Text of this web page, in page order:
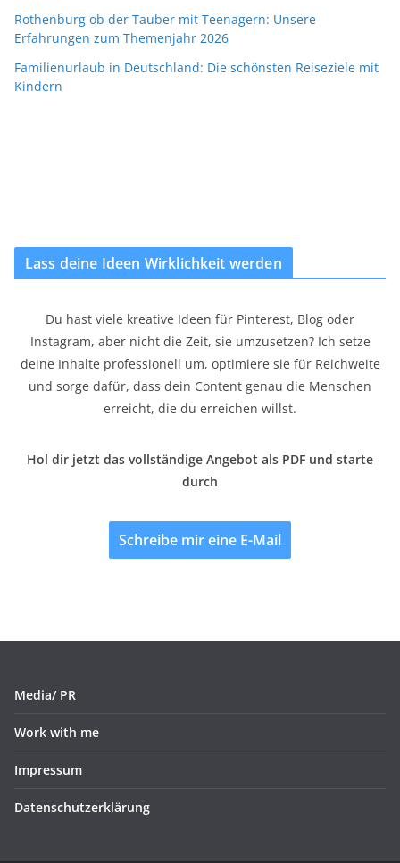
Rothenburg ob der Tauber mit Teenagern: Unsere
Erfahrungen zum Themenjahr 2026
Familienurlaub in Deutschland: Die schönsten Reiseziele mit
Kindern
Lass deine Ideen Wirklichkeit werden
Du hast viele kreative Ideen für Pinterest, Blog oder
Instagram, aber nicht die Zeit, sie umzusetzen? Ich setze
deine Inhalte professionell um, optimiere sie für Reichweite
und sorge dafür, dass dein Content genau die Menschen
erreicht, die du erreichen willst.
Hol dir jetzt das vollständige Angebot als PDF und starte
durch
Schreibe mir eine E-Mail
Media/ PR
Work with me
Impressum
Datenschutzerklärung